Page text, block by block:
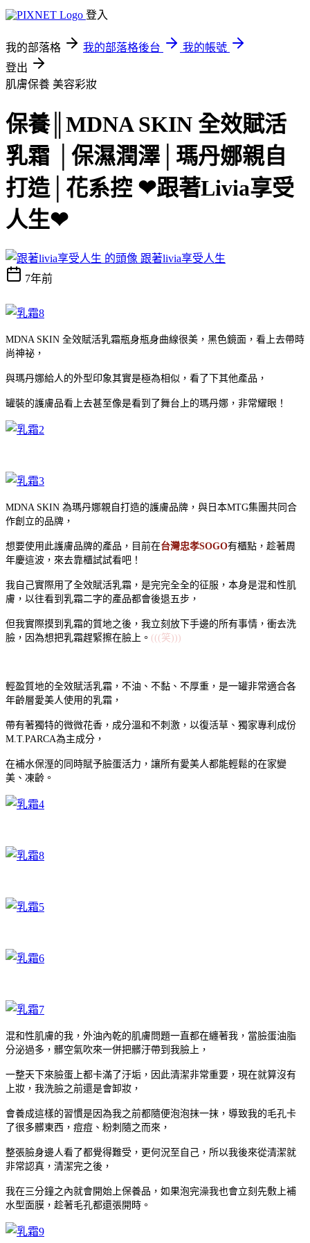
登入
我的部落格 我的部落格後台
我的帳號
登出
肌膚保養 美容彩妝
保養║MDNA SKIN 全效賦活
乳霜 │保濕潤澤│瑪丹娜親自
打造│花系控 ❤跟著Livia享受
人生❤
跟著livia享受人生
7年前
MDNA SKIN 全效賦活乳霜瓶身瓶身曲線很美，黑色鏡面，看上去帶時
尚神祕，
與瑪丹娜給人的外型印象其實是極為相似，看了下其他產品，
罐裝的護膚品看上去甚至像是看到了舞台上的瑪丹娜，非常耀眼！
MDNA SKIN 為瑪丹娜親自打造的護膚品牌，與日本MTG集團共同合
作創立的品牌，
想要使用此護膚品牌的產品，目前在台灣忠孝SOGO有櫃點，趁著周
年慶這波，來去靠櫃試試看吧！
我自己實際用了全效賦活乳霜，是完完全全的征服，本身是混和性肌
膚，以往看到乳霜二字的產品都會後退五步，
但我實際摸到乳霜的質地之後，我立刻放下手邊的所有事情，衝去洗
臉，因為想把乳霜趕緊擦在臉上。 (((笑)))
輕盈質地的全效賦活乳霜，不油、不黏、不厚重，是一罐非常適合各
年齡層愛美人使用的乳霜，
帶有著獨特的微微花香，成分溫和不刺激，以復活草、獨家專利成份
M.T.PARCA為主成分，
在補水保溼的同時賦予臉蛋活力，讓所有愛美人都能輕鬆的在家變
美、凍齡。
混和性肌膚的我，外油內乾的肌膚問題一直都在纏著我，當臉蛋油脂
分泌過多，髒空氣吹來一併把髒汙帶到我臉上，
一整天下來臉蛋上都卡滿了汙垢，因此清潔非常重要，現在就算沒有
上妝，我洗臉之前還是會卸妝，
會養成這樣的習慣是因為我之前都隨便泡泡抹一抹，導致我的毛孔卡
了很多髒東西，痘痘、粉刺隨之而來，
整張臉身邊人看了都覺得難受，更何況至自己，所以我後來從清潔就
非常認真，清潔完之後，
我在三分鐘之內就會開始上保養品，如果泡完澡我也會立刻先敷上補
水型面膜，趁著毛孔都還張開時。